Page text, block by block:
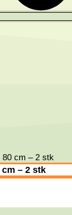
80 cm – 2 stk
– 2 stk